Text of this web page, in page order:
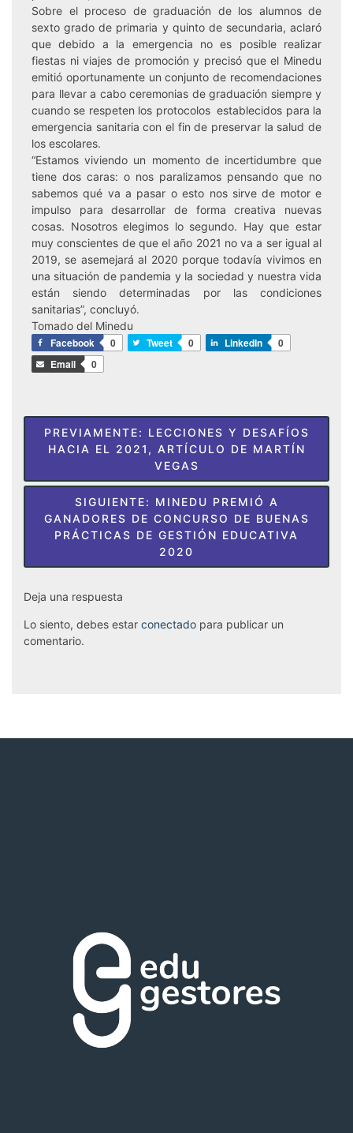
Sobre el proceso de graduación de los alumnos de
sexto grado de primaria y quinto de secundaria, aclaró
que debido a la emergencia no es posible realizar
fiestas ni viajes de promoción y precisó que el Minedu
emitió oportunamente un conjunto de recomendaciones
para llevar a cabo ceremonias de graduación siempre y
cuando se respeten los protocolos establecidos para la
emergencia sanitaria con el fin de preservar la salud de
los escolares.
“Estamos viviendo un momento de incertidumbre que
tiene dos caras: o nos paralizamos pensando que no
sabemos qué va a pasar o esto nos sirve de motor e
impulso para desarrollar de forma creativa nuevas
cosas. Nosotros elegimos lo segundo. Hay que estar
muy conscientes de que el año 2021 no va a ser igual al
2019, se asemejará al 2020 porque todavía vivimos en
una situación de pandemia y la sociedad y nuestra vida
están siendo determinadas por las condiciones
sanitarias”, concluyó.
Tomado del Minedu
Facebook 0 Tweet 0 LinkedIn
0
Email
0
Navegación
PREVIAMENTE: LECCIONES Y DESAFÍOS
HACIA EL 2021, ARTÍCULO DE MARTÍN
VEGAS
SIGUIENTE: MINEDU PREMIÓ A
GANADORES DE CONCURSO DE BUENAS
PRÁCTICAS DE GESTIÓN EDUCATIVA
2020
Deja una respuesta
Lo siento, debes estar conectado para publicar un
comentario.